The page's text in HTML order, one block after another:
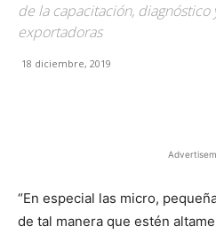
de la capacitación, diagnóstico
exportadoras
18 diciembre, 2019
“En especial las micro,
de tal manera que estén